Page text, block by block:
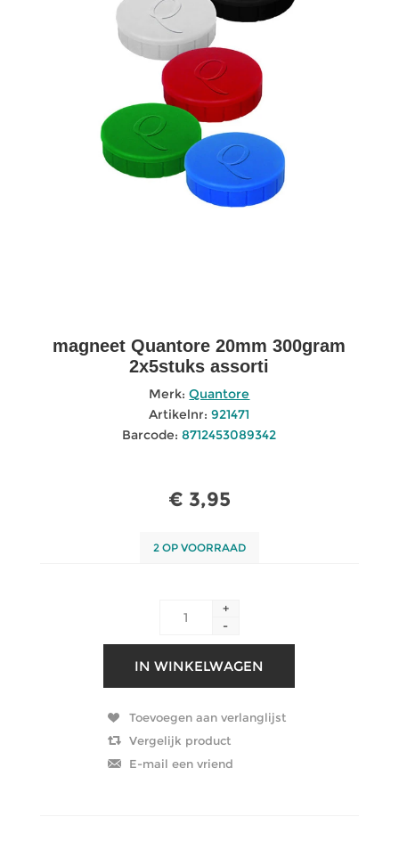
magneet Quantore 20mm 300gram
2x5stuks assorti
Merk: Quantore
Artikelnr: 921471
Barcode: 8712453089342
€ 3,95
2 OP VOORRAAD
+
-